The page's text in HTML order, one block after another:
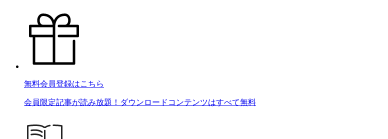
無料会員登録はこちら
会員限定記事が読み放題！ダウンロードコンテンツはすべて無料